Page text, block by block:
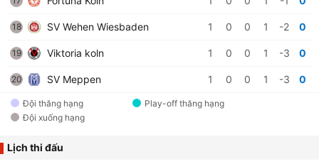
18 SV Wehen Wiesbaden 1 0 0 1 -2 0
19 Viktoria koln 1 0 0 1 -3 0
20 SV Meppen 1 0 0 1 -3 0
Đội thăng hạng
Play-off thăng hạng
Đội xuống hạng
Lịch thi đấu